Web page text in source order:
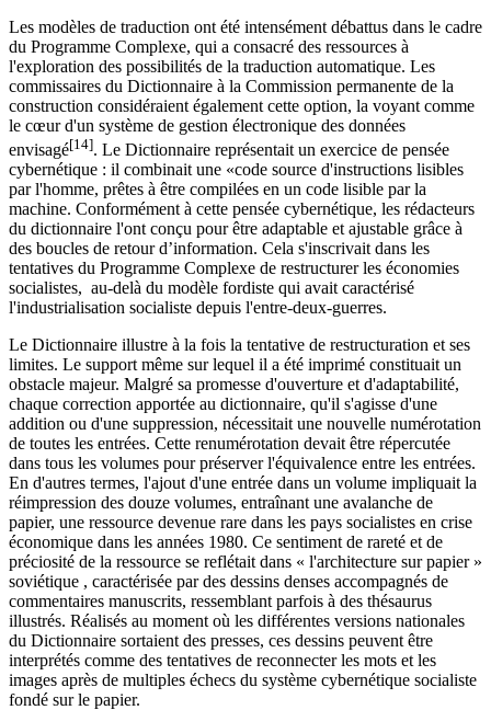
Les modèles de traduction ont été intensément débattus dans le cadre
du Programme Complexe, qui a consacré des ressources à
l'exploration des possibilités de la traduction automatique. Les
commissaires du Dictionnaire à la Commission permanente de la
construction considéraient également cette option, la voyant comme
le cœur d'un système de gestion électronique des données
envisagé[14]. Le Dictionnaire représentait un exercice de pensée
cybernétique : il combinait une «code source d'instructions lisibles
par l'homme, prêtes à être compilées en un code lisible par la
machine. Conformément à cette pensée cybernétique, les rédacteurs
du dictionnaire l'ont conçu pour être adaptable et ajustable grâce à
des boucles de retour d’information. Cela s'inscrivait dans les
tentatives du Programme Complexe de restructurer les économies
socialistes, au-delà du modèle fordiste qui avait caractérisé
l'industrialisation socialiste depuis l'entre-deux-guerres.
Le Dictionnaire illustre à la fois la tentative de restructuration et ses
limites. Le support même sur lequel il a été imprimé constituait un
obstacle majeur. Malgré sa promesse d'ouverture et d'adaptabilité,
chaque correction apportée au dictionnaire, qu'il s'agisse d'une
addition ou d'une suppression, nécessitait une nouvelle numérotation
de toutes les entrées. Cette renumérotation devait être répercutée
dans tous les volumes pour préserver l'équivalence entre les entrées.
En d'autres termes, l'ajout d'une entrée dans un volume impliquait la
réimpression des douze volumes, entraînant une avalanche de
papier, une ressource devenue rare dans les pays socialistes en crise
économique dans les années 1980. Ce sentiment de rareté et de
préciosité de la ressource se reflétait dans « l'architecture surpapier »
soviétique , caractérisée par des dessins denses accompagnés de
commentaires manuscrits, ressemblant parfois à des thésaurus
illustrés. Réalisés au moment où les différentes versions nationales
du Dictionnaire sortaient des presses, ces dessins peuvent être
interprétés comme des tentatives de reconnecter les mots et les
images après de multiples échecs du système cybernétique socialiste
fondé sur le papier.